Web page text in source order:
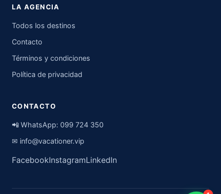
LA AGENCIA
Todos los destinos
Contacto
Términos y condiciones
Política de privacidad
CONTACTO
📲 WhatsApp: 099 724 350
✉ info@vacationer.vip
FacebookInstagramLinkedIn